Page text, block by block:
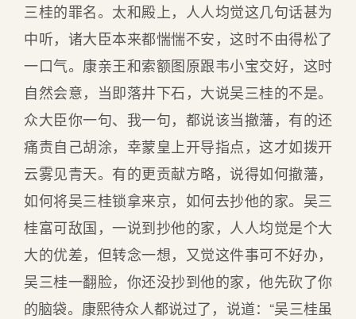
三桂的罪名。太和殿上，人人均觉这几句话甚为
中听，诸大臣本来都惴惴不安，这时不由得松了
一口气。康亲王和索额图原跟韦小宝交好，这时
自然会意，当即落井下石，大说吴三桂的不是。
众大臣你一句、我一句，都说该当撤藩，有的还
痛责自己胡涂，幸蒙皇上开导指点，这才如拨开
云雾见青天。有的更贡献方略，说得如何撤藩，
如何将吴三桂锁拿来京，如何去抄他的家。吴三
桂富可敌国，一说到抄他的家，人人均觉是个大
大的优差，但转念一想，又觉这件事可不好办，
吴三桂一翻脸，你还没抄到他的家，他先砍了你
的脑袋。康熙待众人都说过了，说道：“吴三桂虽